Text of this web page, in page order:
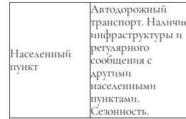
Населенный
пункт
Автодорожный
транспорт.
инфраструктуры и
регулярного
сообщения с
другими
населенными
пунктами.
Сезонность.